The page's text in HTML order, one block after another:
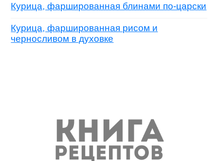
Курица, фаршированная блинами по-царски
Курица, фаршированная рисом и
черносливом в духовке